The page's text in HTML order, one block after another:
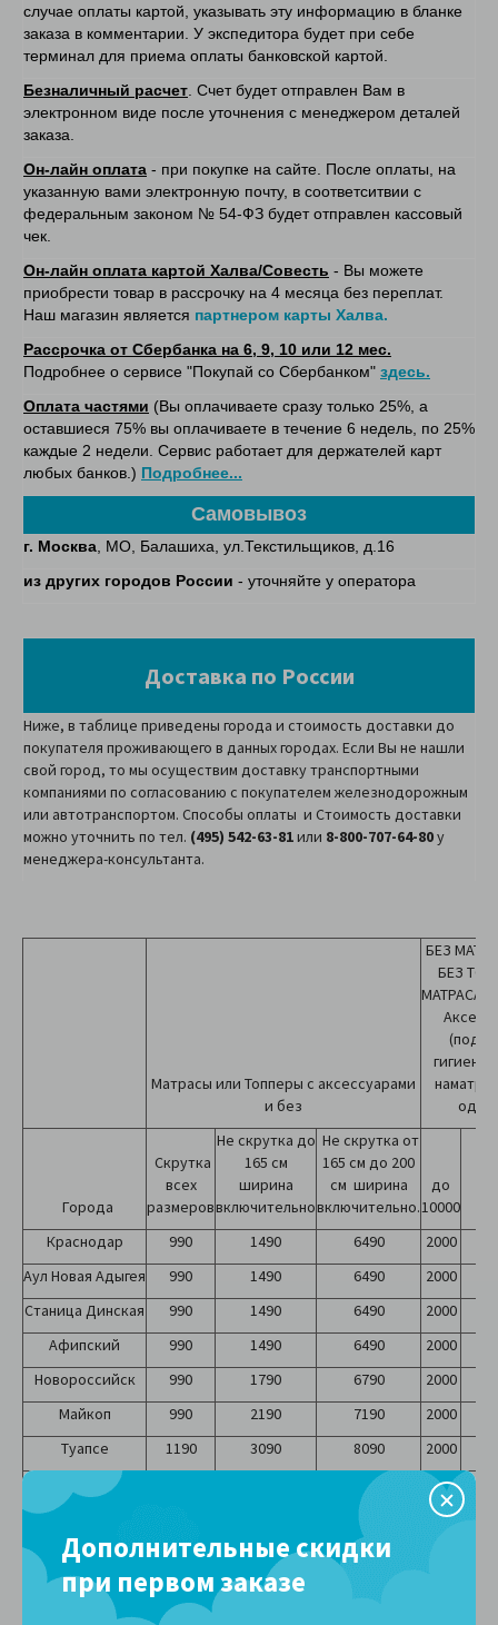
случае оплаты картой, указывать эту информацию в бланке
заказа в комментарии. У экспедитора будет при себе
терминал для приема оплаты банковской картой.
Безналичный расчет. Счет будет отправлен Вам в
электронном виде после уточнения с менеджером деталей
заказа.
Он-лайн оплата - при покупке на сайте. После оплаты, на
указанную вами электронную почту, в соответситвии с
федеральным законом № 54-ФЗ будет отправлен кассовый
чек.
Он-лайн оплата картой Халва/Совесть - Вы можете
приобрести товар в рассрочку на 4 месяца без переплат.
Наш магазин является партнером карты Халва.
Рассрочка от Сбербанка на 6, 9, 10 или 12 мес.
Подробнее о сервисе "Покупай со Сбербанком" здесь.
Оплата частями (Вы оплачиваете сразу только 25%, а
оставшиеся 75% вы оплачиваете в течение 6 недель, по 25%
каждые 2 недели. Сервис работает для держателей карт
любых банков.) Подробнее...
Самовывоз
г. Москва, МО, Балашиха, ул.Текстильщиков, д.16
из других городов России - уточняйте у оператора
Доставка по России
Ниже, в таблице приведены города и стоимость доставки до
покупателя проживающего в данных городах. Если Вы не нашли
свой город, то мы осуществим доставку транспортными
компаниями по согласованию с покупателем железнодорожным
или автотранспортом. Способы оплаты и Стоимость доставки
можно уточнить по тел. (495) 542-63-81или 8-800-707-64-80у
менеджера-консультанта.
Матрасы или Топперы с аксессуарами
и без
БЕЗ
БЕЗ
Города
Скрутка
всех
размеров
Не скрутка до
165 см
ширина
включительно
Не скрутка от
165 см до 200
см ширина
включительно.
до
10000
Краснодар
990 1490 6490 2000
Аул Новая Адыгея
990 1490 6490 2000
Станица Динская
990 1490 6490 2000
Афипский
990 1490 6490 2000
Новороссийск
990 1790 6790 2000
Майкоп
990 2190 7190 2000
Туапсе
1190 3090 8090 2000
Тимашевск
8894 2000
2000
Анапа
1690 2790 7790 2000
Геленджик
1690 2790
Дополнительные скидки
при первом заказе